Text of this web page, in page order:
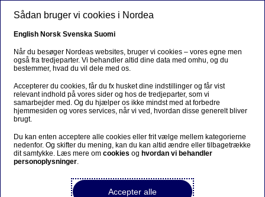
Gå til hovedindhold
Ursäkta...
Den här sidan finns tyvärr inte på svenska.
Stanna kvar på sidan
svenska
Sådan bruger vi cookies i Nordea
English Norsk Svenska Suomi
Når du besøger Nordeas websites, bruger vi cookies – vores egne men
også fra tredjeparter. Vi behandler altid dine data med omhu, og du
bestemmer, hvad du vil dele med os.
Accepterer du cookies, får du fx husket dine indstillinger og får vist
relevant indhold på vores sider og hos de tredjeparter, som vi
samarbejder med. Og du hjælper os ikke mindst med at forbedre
hjemmesiden og vores services, når vi ved, hvordan disse generelt bliver
brugt.
Du kan enten acceptere alle cookies eller frit vælge mellem kategorierne
nedenfor. Og skifter du mening, kan du kan altid ændre eller tilbagetrække
dit samtykke. Læs mere omcookies og hvordan vi behandler
personoplysninger.
Accepter alle